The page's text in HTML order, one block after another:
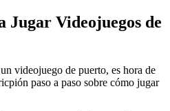
Jugar Videojuegos de
videojuego de puerto, es hora de
paso a paso sobre cómo jugar